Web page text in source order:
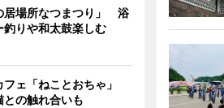
居場所なつまつり」 浴
りや和太鼓楽しむ
フェ「ねことおちゃ」
の触れ合いも